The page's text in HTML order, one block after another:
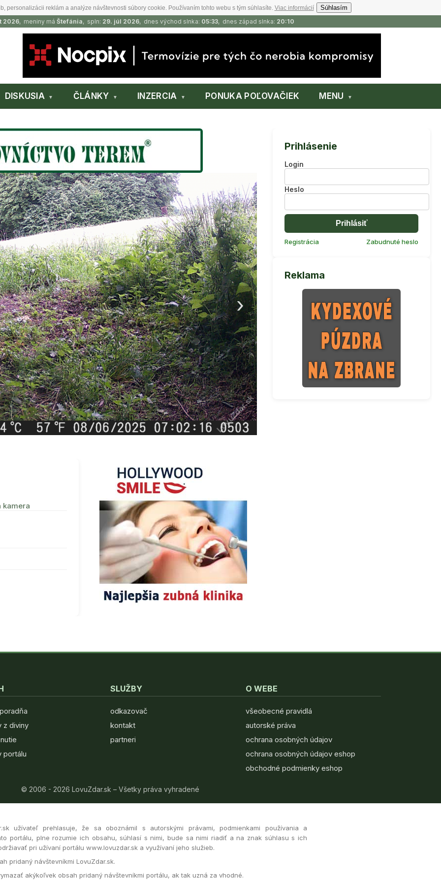
personalizácii reklám a analýze návštevnosti súbory cookie. Používaním tohto webu s tým súhlasíte. Viac informácií
Súhlasím
2026, meniny má Štefánia, spln: 29. júl 2026, dnes východ slnka: 05:33, dnes západ slnka: 20:10
DISKUSIA ČLÁNKY INZERCIA PONUKA POĽOVAČIEK MENU
›
kamera
Prihlásenie
Login
Heslo
Prihlásiť
Registrácia Zabudnuté heslo
Reklama
z diviny
portálu
SLUŽBY
odkazovač
kontakt
partneri
O WEBE
všeobecné pravidlá
autorské práva
ochrana osobných údajov
ochrana osobných údajov eshop
obchodné podmienky eshop
© 2006 - 2026 LovuZdar.sk – Všetky práva vyhradené
užívateľ prehlasuje, že sa oboznámil s autorskými právami, podmienkami používania a
portálu, plne rozumie ich obsahu, súhlasí s nimi, bude sa nimi riadiť a na znak súhlasu s ich
pri užívaní portálu www.lovuzdar.sk a využívaní jeho služieb.
pridaný návštevníkmi LovuZdar.sk.
akýkoľvek obsah pridaný návštevníkmi portálu, ak tak uzná za vhodné.